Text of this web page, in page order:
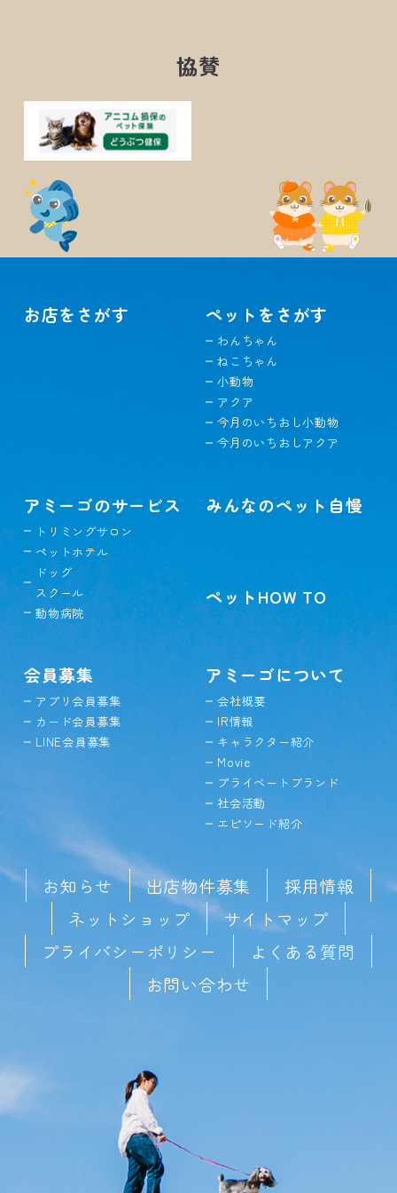
協賛
お店をさがす ペットをさがす
わんちゃん
ねこちゃん
小動物
アクア
今月のいちおし小動物
今月のいちおしアクア
アミーゴのサービス
トリミングサロン
ペットホテル
ドッグ
スクール
動物病院
みんなのペット自慢
ペットHOW TO
会員募集
アプリ会員募集
カード会員募集
LINE会員募集
アミーゴについて
会社概要
IR情報
キャラクター紹介
Movie
プライベートブランド
社会活動
エピソード紹介
お知らせ 出店物件募集
採用情報
ネットショップ
サイトマップ
プライバシーポリシー
よくある質問
お問い合わせ